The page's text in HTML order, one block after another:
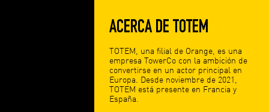
ACERCA DE TOTEM
TOTEM, una filial de Orange, es una
empresa TowerCo con la ambición de
convertirse en un actor principal en
Europa. Desde noviembre de 2021,
TOTEM está presente en Francia y
España.